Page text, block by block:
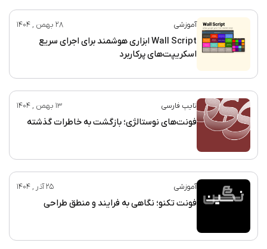
آموزشی 28 بهمن , 1404
Wall Script ابزاری هوشمند برای اجرای سریع
اسکریپت‌های پرکاربرد
تایپ فارسی 13 بهمن , 1404
فونت‌های نوستالژی؛ بازگشت به خاطرات گذشته
آموزشی 25 آذر , 1404
فونت تکنو؛ نگاهی به فرایند و منطق طراحی